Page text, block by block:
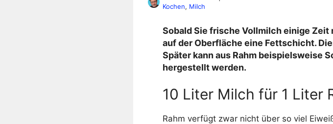
Kochen, Milch
Sobald Sie frische Vollmilch einige
auf der Oberfläche eine Fettschicht.
Später kann aus Rahm beispielsweise
hergestellt werden.
10 Liter Milch für 1 Liter
Rahm verfügt zwar nicht über so viel